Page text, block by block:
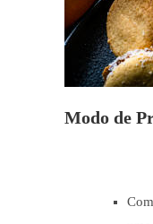
Modo de